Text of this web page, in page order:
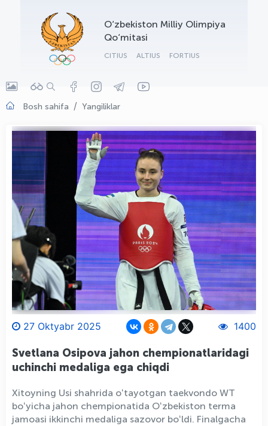
O‘zbekiston Milliy Olimpiya
Qo‘mitasi
CITIUS ALTIUS FORTIUS
Bosh sahifa Yangiliklar
27 Oktyabr 2025 1400
Svetlana Osipova jahon chempionatlaridagi
uchinchi medaliga ega chiqdi
Xitoyning Usi shahrida oʻtayotgan taekvondo WT
boʻyicha jahon chempionatida Oʻzbekiston terma
jamoasi ikkinchi medaliga sazovor boʻldi. Finalgacha
OLYMPCHIK AI - yordamchi
Onlayn · olympic.uz